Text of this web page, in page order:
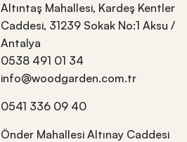
Altıntaş Mahallesi, Kardeş Kentler
Caddesi, 31239 Sokak No:1 Aksu /
Antalya
0538 491 01 34
info@woodgarden.com.tr
0541 336 09 40
Önder Mahallesi Altınay Caddesi